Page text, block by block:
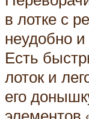
в лотке с
неудобно
Есть
лоток и
его